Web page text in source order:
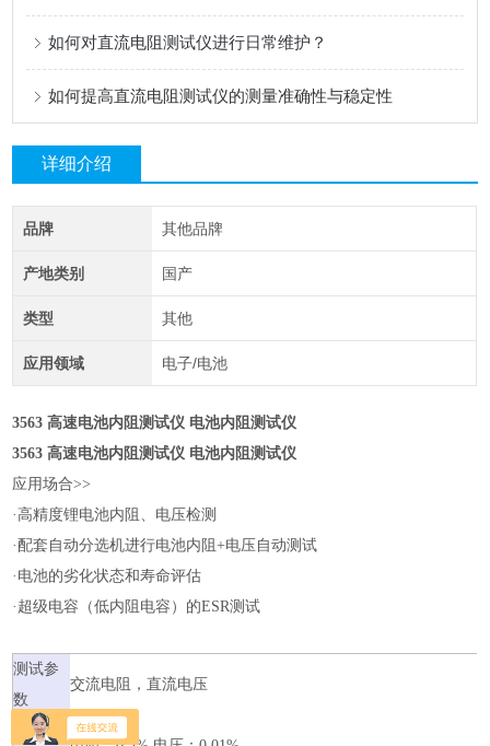
如何对直流电阻测试仪进行日常维护？
如何提高直流电阻测试仪的测量准确性与稳定性
详细介绍
品牌 其他品牌
产地类别 国产
类型 其他
应用领域 电子/电池
3563 高速电池内阻测试仪 电池内阻测试仪
3563 高速电池内阻测试仪 电池内阻测试仪
应用场合>>
·高精度锂电池内阻、电压检测
·配套自动分选机进行电池内阻+电压自动测试
·电池的劣化状态和寿命评估
·超级电容（低内阻电容）的ESR测试
测试参
数
交流电阻，直流电压
基本准